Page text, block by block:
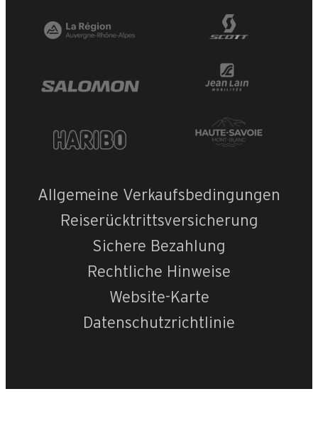
Allgemeine Verkaufsbedingungen
Reiserücktrittsversicherung
Sichere Bezahlung
Rechtliche Hinweise
Website-Karte
Datenschutzrichtlinie